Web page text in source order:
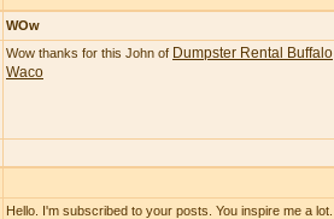
WOw
Wow thanks for this John of Dumpster Rental Buffalo
Waco
Hello. I'm subscribed to your posts. You inspire me a lot.